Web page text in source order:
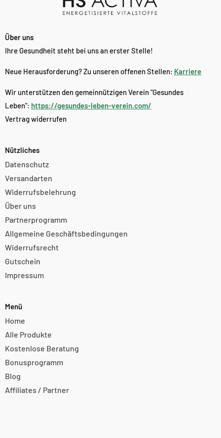
Über uns
Ihre Gesundheit steht bei uns an erster Stelle!
Neue Herausforderung? Zu unseren offenen Stellen: Karriere
Wir unterstützen den gemeinnützigen Verein "Gesundes
Leben": https://gesundes-leben-verein.com/
Vertrag widerrufen
Nützliches
Datenschutz
Versandarten
Widerrufsbelehrung
Über uns
Partnerprogramm
Allgemeine Geschäftsbedingungen
Widerrufsrecht
Gutschein
Impressum
Menü
Home
Alle Produkte
Kostenlose Beratung
Bonusprogramm
Blog
Affiliates / Partner